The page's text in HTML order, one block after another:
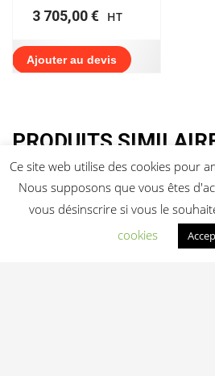
3 705,00€ HT
Ajouter au devis
PRODUITS
Ce site web utilise des cookies pour
Nous supposons que vous êtes
vous désinscrire si vous le
cookies